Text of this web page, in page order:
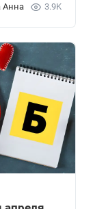
Анна 3.9K